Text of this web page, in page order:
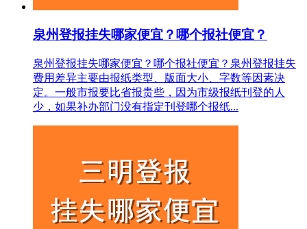
泉州登报挂失哪家便宜？哪个报社便宜？
泉州登报挂失哪家便宜？哪个报社便宜？泉州登报挂失
费用差异主要由报纸类型、版面大小、字数等因素决
定。一般市报要比省报贵些，因为市级报纸刊登的人
少，如果补办部门没有指定刊登哪个报纸...